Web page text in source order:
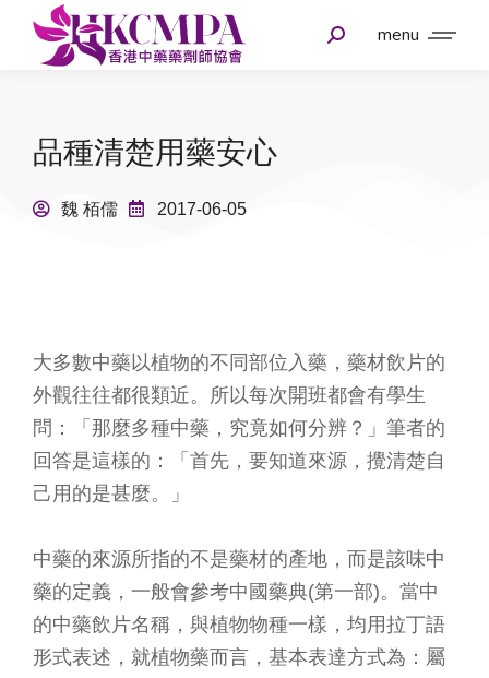
menu
品種清楚用藥安心
魏 栢儒 2017-06-05
大多數中藥以植物的不同部位入藥，藥材飲片的
外觀往往都很類近。所以每次開班都會有學生
問：「那麼多種中藥，究竟如何分辨？」筆者的
回答是這樣的：「首先，要知道來源，攪清楚自
己用的是甚麼。」
中藥的來源所指的不是藥材的產地，而是該味中
藥的定義，一般會參考中國藥典(第一部)。當中
的中藥飲片名稱，與植物物種一樣，均用拉丁語
形式表述，就植物藥而言，基本表達方式為：屬